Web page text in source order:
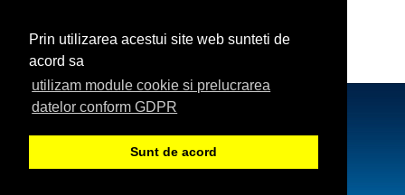
Prin utilizarea acestui site web sunteti de
acord sa
utilizam module cookie si prelucrarea
datelor conform GDPR
Sunt de acord